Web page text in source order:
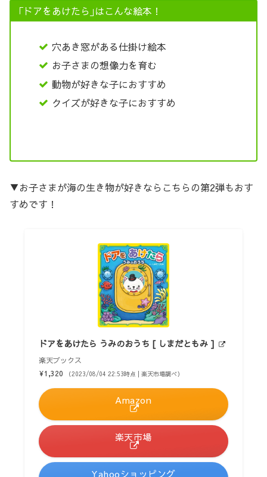
｢ドアをあけたら｣はこんな絵本！
穴あき窓がある仕掛け絵本
お子さまの想像力を育む
動物が好きな子におすすめ
クイズが好きな子におすすめ
▼お子さまが海の生き物が好きならこちらの第2弾もおす
すめです！
ドアをあけたら うみのおうち [ しまだともみ ]
楽天ブックス
¥1,320
（2023/08/04 22:53時点 | 楽天市場調べ）
Amazon
楽天市場
Yahooショッピング